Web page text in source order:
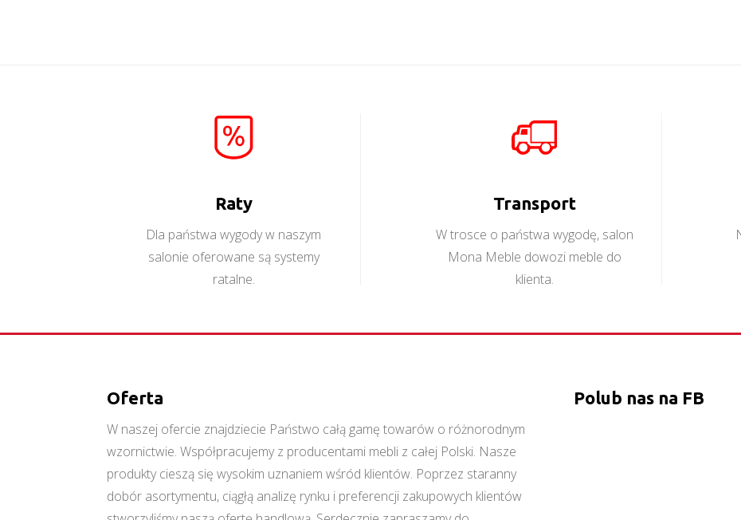
Raty
Dla państwa wygody w naszym
salonie oferowane są systemy
ratalne.
Transport
W trosce o państwa wygodę, salon
Mona Meble dowozi meble do
klienta.
Oferta
W naszej ofercie znajdziecie Państwo całą gamę towarów o różnorodnym
wzornictwie. Współpracujemy z producentami mebli z całej Polski. Nasze
produkty cieszą się wysokim uznaniem wśród klientów. Poprzez staranny
dobór asortymentu, ciągłą analizę rynku i preferencji zakupowych klientów
Polub nas na FB